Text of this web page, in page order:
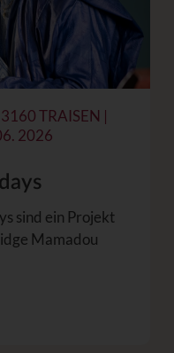
TRAISEN |
2026
sind ein Projekt
Mamadou